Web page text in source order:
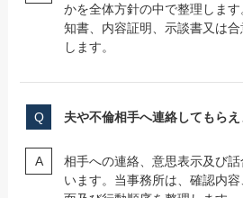
かを全体方針の中で整理しま
知書、内容証明、示談書又は
します。
夫や不倫相手へ連絡してもら
相手への連絡、意思表示及び
います。当事務所は、確認内